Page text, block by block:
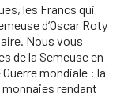
les Francs qui
d‘Oscar Roty
Nous vous
de la Semeuse en
mondiale : la
rendant